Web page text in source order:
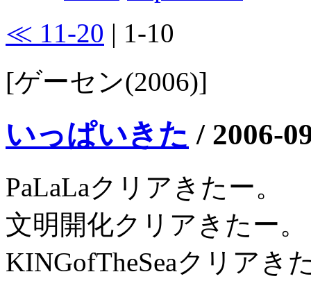
≪ 11-20 | 1-10
[ゲーセン(2006)]
いっぱいきた / 2006-
PaLaLaクリアきたー。
文明開化クリアきたー。
KINGofTheSeaクリアき